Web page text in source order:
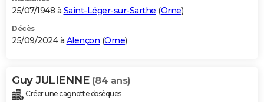
25/07/1948 à Saint-Léger-sur-Sarthe (Orne)
Décès
25/09/2024 à Alençon (Orne)
Guy JULIENNE (84 ans)
Créer une cagnotte obsèques